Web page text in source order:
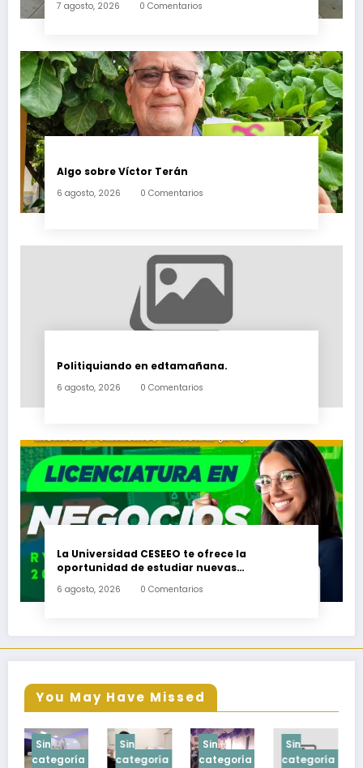
7 agosto, 2026 0 Comentarios
Algo sobre Víctor Terán
6 agosto, 2026 0 Comentarios
Politiquiando en edtamañana.
6 agosto, 2026 0 Comentarios
La Universidad CESEEO te ofrece la
oportunidad de estudiar nuevas
Escondido, Ixtepec y en la Matriz Juchitán.
6 agosto, 2026 0 Comentarios
You May Have Missed
Sin
categoría
Sin
categoría
Sin
categoría
Sin
categoría